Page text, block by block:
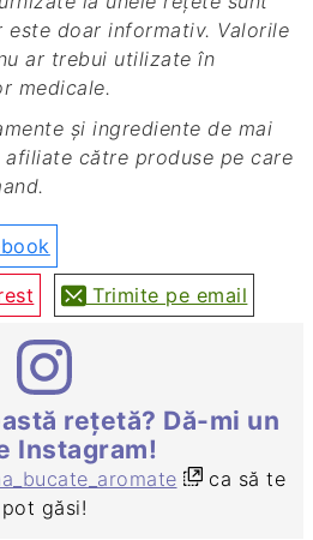
doar informativ. Valorile
ar trebui utilizate în
medicale.
către produse pe care
Trimite pe email
rețetă? Dă-mi un
Instagram!
ca să te
pot găsi!